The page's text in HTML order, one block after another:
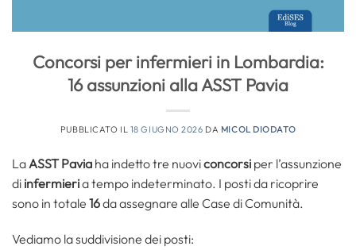
Concorsi per infermieri in Lombardia:
16 assunzioni alla ASST Pavia
PUBBLICATO IL 18 GIUGNO 2026 DA MICOL DIODATO
La ASST Pavia ha indetto tre nuoviconcorsi per l’assunzione
di infermieria tempo indeterminato. I posti da ricoprire
sono in totale 16da assegnare alle Case di Comunità.
Vediamo la suddivisione dei posti: